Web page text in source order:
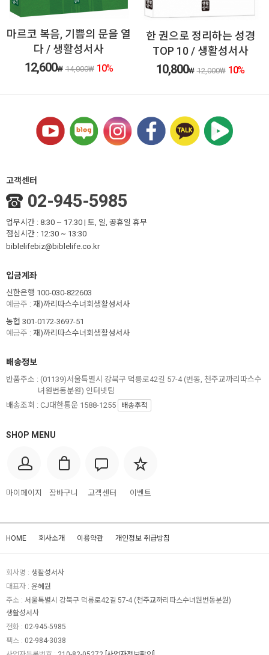
마르코 복음, 기쁨의 문을 열
다 / 생활성서사
12,600₩ 14,000₩ 10%
한 권으로 정리하는 성경
TOP 10 / 생활성서사
10,800₩ 12,000₩ 10%
고객센터
02-945-5985
업무시간 : 8:30 ~ 17:30 | 토, 일, 공휴일 휴무
점심시간 : 12:30 ~ 13:30
biblelifebiz@biblelife.co.kr
입금계좌
신한은행 100-030-822603
예금주 : 재)까리따스수녀회생활성서사
농협 301-0172-3697-51
예금주 : 재)까리따스수녀회생활성서사
SHOP MENU
마이페이지 장바구니 고객센터 이벤트
배송정보
반품주소 : (01139)서울특별시 강북구 덕릉로42길 57-4 (번동, 천주교까리따스수
녀원번동분원) 인터넷팀
배송조회 : CJ대한통운 1588-1255
배송추적
HOME 회사소개 이용약관 개인정보 취급방침
회사명 : 생활성서사
대표자 : 윤혜원
주소 : 서울특별시 강북구 덕릉로42길 57-4 (천주교까리따스수녀원번동분원)
생활성서사
전화 : 02-945-5985
팩스 : 02-984-3038